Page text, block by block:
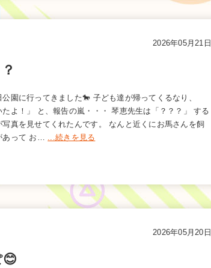
2026年05月21日
園に行ってきました🐎 子ども達が帰ってくるなり、
たよ！」 と、報告の嵐・・・ 琴恵先生は「？？？」 する
写真を見せてくれたんです。 なんと近くにお馬さんを飼
あって お…
...続きを見る
2026年05月20日